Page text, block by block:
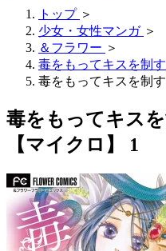
トップ ＞
少女・女性マンガ ＞
＆フラワー ＞
毒をもってキスを制
毒をもってキスを制
毒をもってキス
【マイクロ】 1